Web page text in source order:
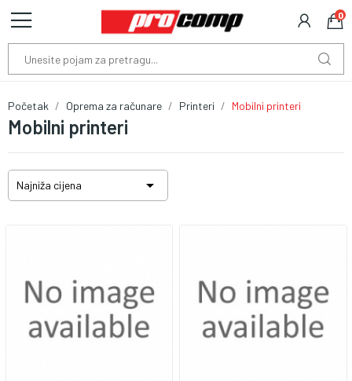
0
Mobilni printeri
Početak Oprema za računare Printeri Mobilni printeri
Najniža cijena 